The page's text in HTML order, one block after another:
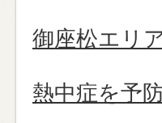
御座松エリ
熱中症を予